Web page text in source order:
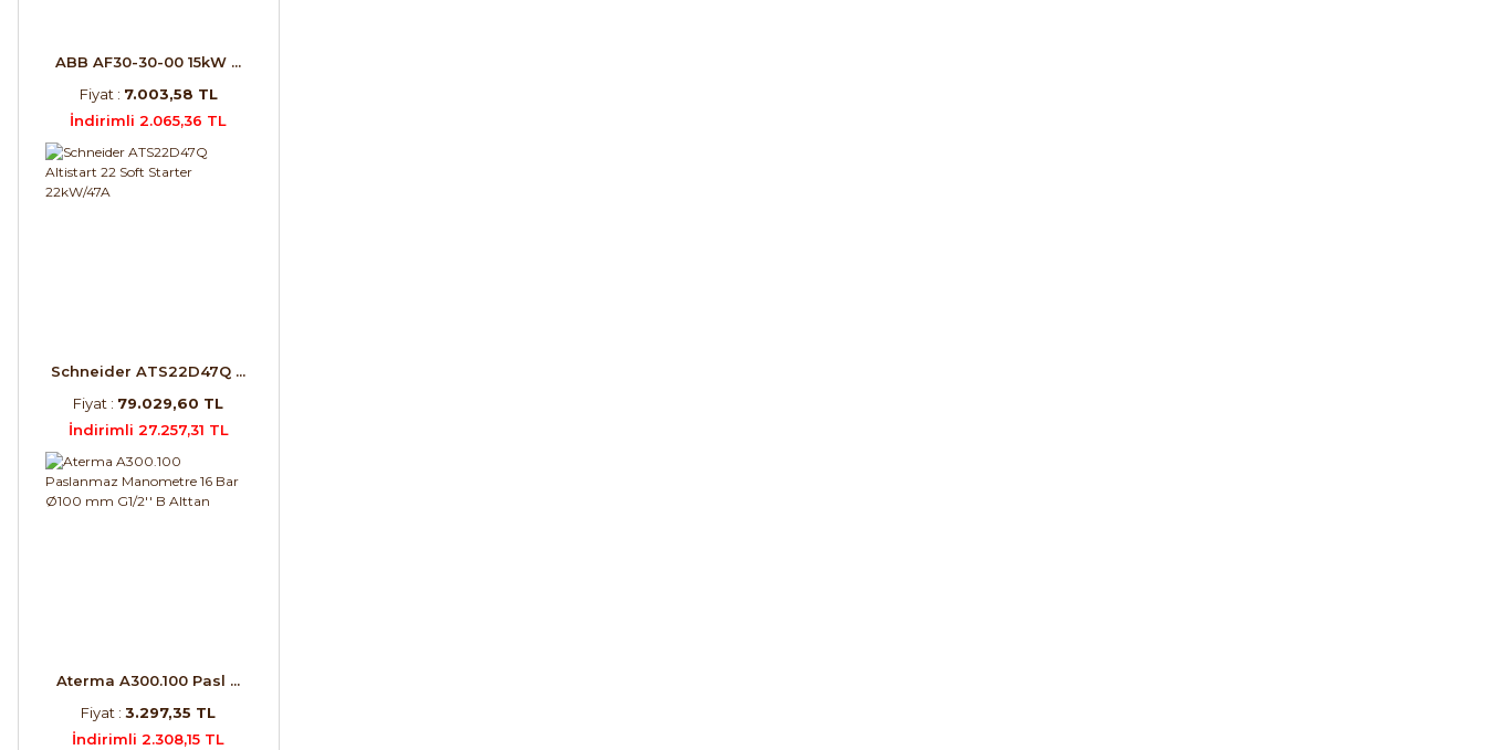
ABB AF30-30-00 15kW ...
Fiyat : 7.003,58 TL
İndirimli 2.065,36 TL
Schneider ATS22D47Q ...
Fiyat : 79.029,60 TL
İndirimli 27.257,31 TL
Aterma A300.100 Pasl ...
Fiyat :3.297,35 TL
İndirimli 2.308,15 TL